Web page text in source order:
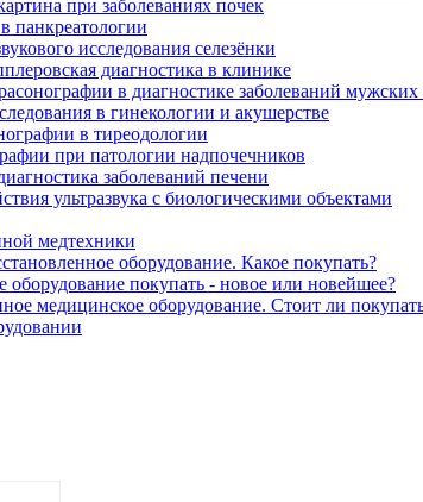
при заболеваниях почек
панкреатологии
исследования селезёнки
диагностика в клинике
в диагностике заболеваний
в гинекологии и акушерстве
в тиреодологии
при патологии надпочечников
заболеваний печени
ультразвука с биологическими объектами
медтехники
оборудование. Какое покупать?
оборудование покупать - новое или новейшее?
медицинское оборудование. Стоит ли